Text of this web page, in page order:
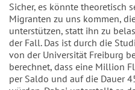
Sicher, es könnte theoretisch
Migranten zu uns kommen,
unterstützen, statt ihn zu
der Fall. Das ist durch die
von der Universität Freiburg
berechnet, dass eine Million
per Saldo und auf die Dauer